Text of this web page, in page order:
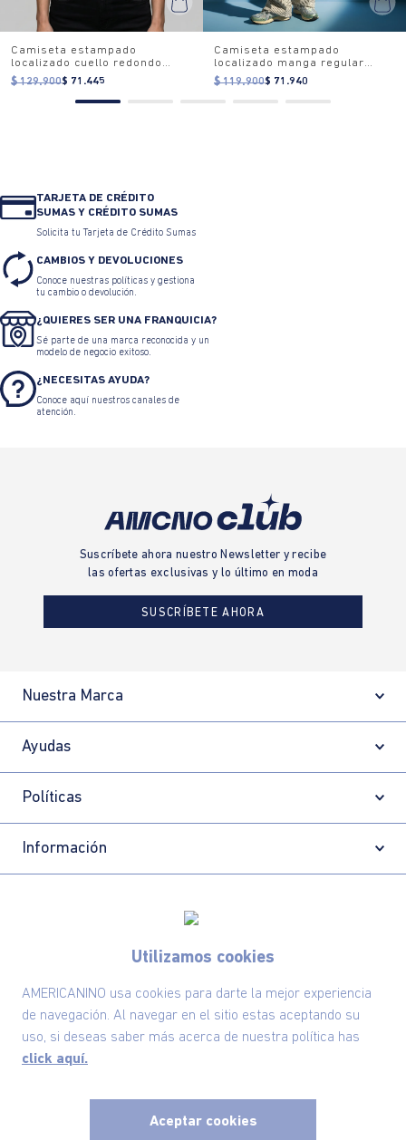
Utilizamos cookies
AMERICANINO usa cookies para darte la mejor experiencia
de navegación. Al navegar en el sitio estas aceptando su
uso, si deseas saber más acerca de nuestra política has
click aquí.
Aceptar cookies
Camiseta estampado
localizado cuello redondo
para mujer
$ 129.900$ 71.445
Camiseta estampado
localizado manga regular
cuello redondo para mujer
$ 119.900$ 71.940
TARJETA DE CRÉDITO
SUMAS Y CRÉDITO SUMAS
Solicita tu Tarjeta de Crédito Sumas
CAMBIOS Y DEVOLUCIONES
Conoce nuestras políticas y gestiona
tu cambio o devolución.
¿QUIERES SER UNA FRANQUICIA?
Sé parte de una marca reconocida y un
modelo de negocio exitoso.
¿NECESITAS AYUDA?
Conoce aquí nuestros canales de
atención.
Suscríbete ahora nuestro Newsletter y recibe
las ofertas exclusivas y lo último en moda
SUSCRÍBETE AHORA
Nuestra Marca
Ayudas
Políticas
Información